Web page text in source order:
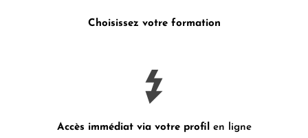
Choisissez votre formation
Accès immédiat via votre profil en ligne